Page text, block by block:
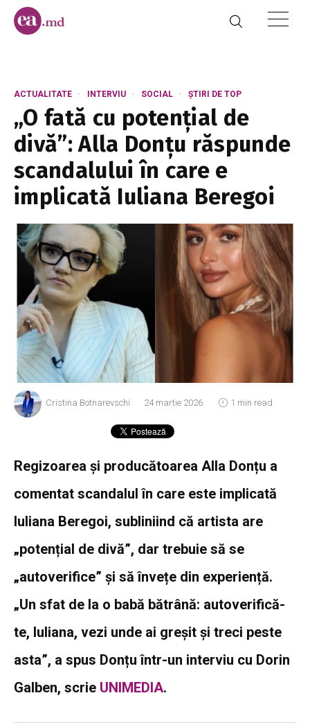
ACTUALITATE INTERVIU SOCIAL ȘTIRI DE TOP
„O fată cu potențial de
divă”: Alla Donțu răspunde
scandalului în care e
implicată Iuliana Beregoi
Cristina Botnarevschi 24 martie 2026 1 min read
Regizoarea și producătoarea Alla Donțu a
comentat scandalul în care este implicată
Iuliana Beregoi, subliniind că artista are
„potențial de divă”, dar trebuie să se
„autoverifice” și să învețe din experiență.
„Un sfat de la o babă bătrână: autoverifică-
te, Iuliana, vezi unde ai greșit și treci peste
asta”, a spus Donțu într-un interviu cu Dorin
Galben, scrie UNIMEDIA.